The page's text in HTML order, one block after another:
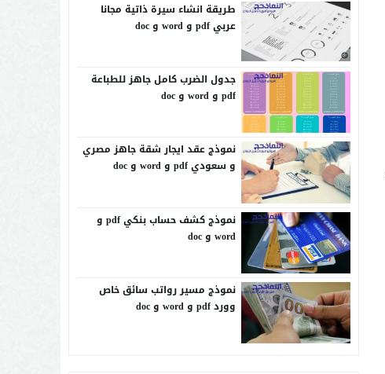
طريقة انشاء سيرة ذاتية مجانا
عربي pdf و word و doc
جدول الضرب كامل جاهز للطباعة
pdf و word و doc
نموذج عقد ايجار شقة جاهز مصري
و سعودي pdf و word و doc
نموذج كشف حساب بنكي pdf و
word و doc
نموذج مسير رواتب سائق خاص
وورد pdf و word و doc